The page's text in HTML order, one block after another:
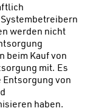
werden nicht
beim Kauf von
mit. Es
von
haben.